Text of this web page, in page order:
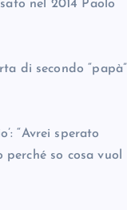
nel 2014 Paolo
di secondo “papà”
“Avrei sperato
so cosa vuol